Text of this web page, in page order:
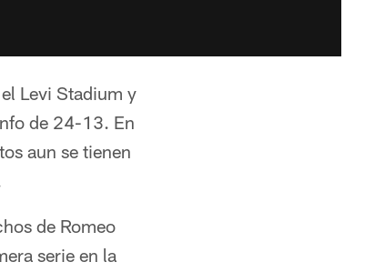
Levi Stadium y
de 24-13. En
aun se tienen
de Romeo
serie en la